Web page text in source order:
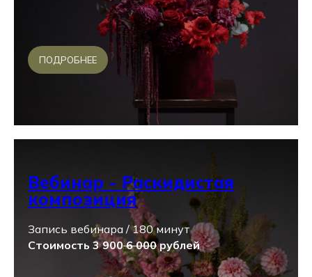
ПОДРОБНЕЕ
Вебинар - Раскидистая
композиция
Запись вебинара / 180 минут
Стоимость 3 900 6 000рублей